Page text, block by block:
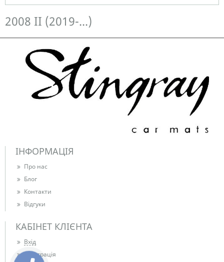
2008 II (2019-...)
ІНФОРМАЦІЯ
Про нас
Блог
Контакти
Відгуки
КАБІНЕТ КЛІЄНТА
Вхід
Реєстрація